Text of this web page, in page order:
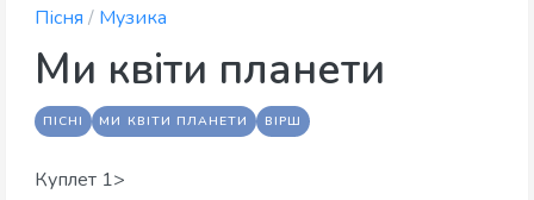
Пісня / Музика
Ми квіти планети
ПІСНІ МИ КВІТИ ПЛАНЕТИ ВІРШ
Куплет 1>